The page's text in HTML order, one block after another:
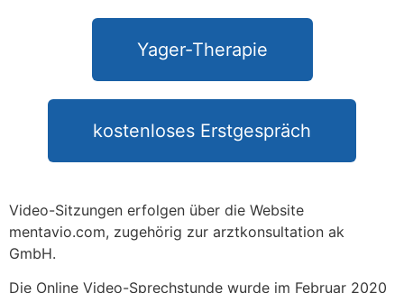
Yager-Therapie
kostenloses Erstgespräch
Video-Sitzungen erfolgen über die Website
mentavio.com, zugehörig zur arztkonsultation ak
GmbH.
Die Online Video-Sprechstunde wurde im Februar 2020